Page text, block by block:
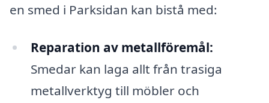
en smed i Parksidan kan bistå med:
Reparation av metallföremål:
Smedar kan laga allt från trasiga
metallverktyg till möbler och